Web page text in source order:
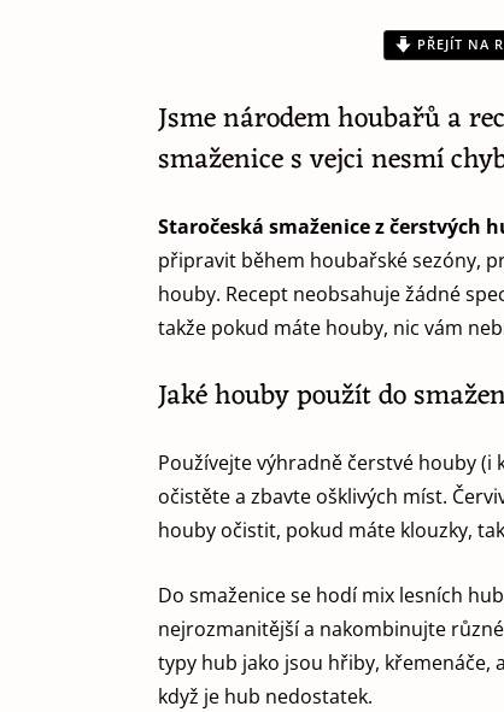
PŘEJÍT NA
Jsme národem houbařů a
smaženice s vejci nesmí
Staročeská smaženice z čerstvých
připravit během houbařské sezóny,
houby. Recept neobsahuje žádné
takže pokud máte houby, nic vám
Jaké houby použít do
Používejte výhradně čerstvé houby (i
očistěte a zbavte ošklivých míst.
houby očistit, pokud máte klouzky,
Do smaženice se hodí mix lesních
nejrozmanitější a nakombinujte
typy hub jako jsou hřiby, křemenáče,
když je hub nedostatek.